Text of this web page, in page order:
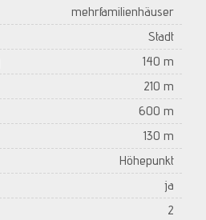
mehrfamilienhäuser
Stadt
140 m
210 m
600 m
130 m
Höhepunkt
ja
2